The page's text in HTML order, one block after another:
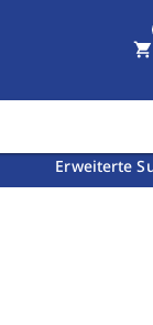
Erweiterte
shopping_cart